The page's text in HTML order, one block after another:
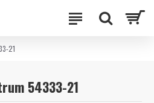
21
54333-21